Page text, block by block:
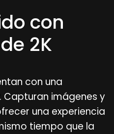
con
2K
con una
Capturan imágenes y
una experiencia
tiempo que la